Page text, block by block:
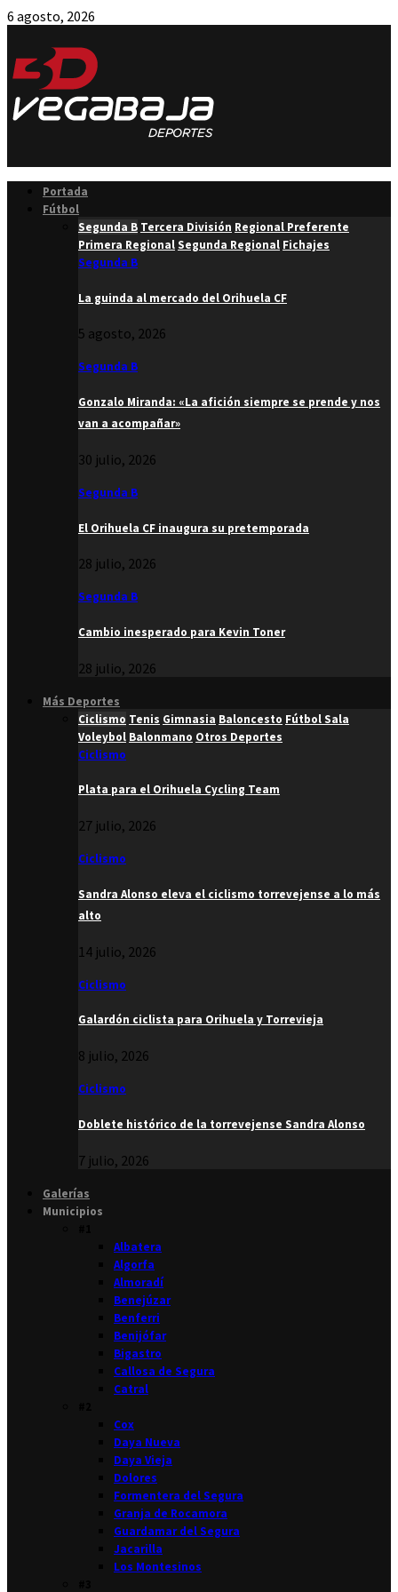
6 agosto, 2026
Portada
Fútbol
Segunda B Tercera División Regional Preferente
Primera RegionalSegunda Regional Fichajes
Segunda B
La guinda al mercado del Orihuela CF
5 agosto, 2026
Segunda B
Gonzalo Miranda: «La afición siempre se prende y nos
van a acompañar»
30 julio, 2026
Segunda B
El Orihuela CF inaugura su pretemporada
28 julio, 2026
Segunda B
Cambio inesperado para Kevin Toner
28 julio, 2026
Más Deportes
Ciclismo Tenis Gimnasia Baloncesto Fútbol Sala
Voleybol Balonmano Otros Deportes
Ciclismo
Plata para el Orihuela Cycling Team
27 julio, 2026
Ciclismo
Sandra Alonso eleva el ciclismo torrevejense a lo más
alto
14 julio, 2026
Ciclismo
Galardón ciclista para Orihuela y Torrevieja
8 julio, 2026
Ciclismo
Doblete histórico de la torrevejense Sandra Alonso
7 julio, 2026
Galerías
Municipios
Albatera
Algorfa
Almoradí
Benejúzar
Benferri
Benijófar
Bigastro
Callosa de Segura
Catral
Cox
Daya Nueva
Daya Vieja
Dolores
Formentera del Segura
Granja de Rocamora
Guardamar del Segura
Jacarilla
Los Montesinos